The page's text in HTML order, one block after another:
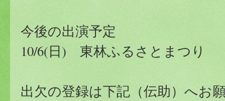
今後の出演予定
10/6(日) 東林ふるさとまつり
出欠の登録は下記（伝助）へお